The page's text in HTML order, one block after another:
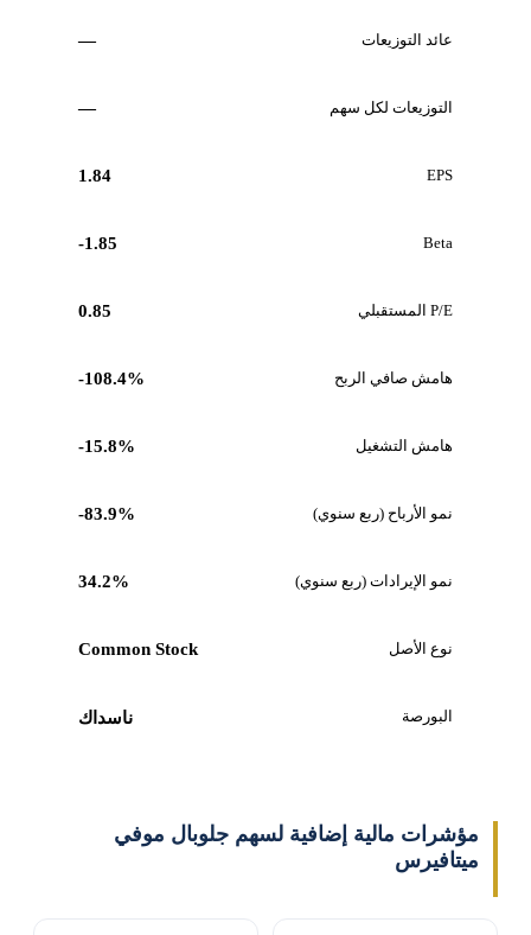
عائد التوزيعات —
التوزيعات لكل سهم —
EPS
1.84
Beta
-1.85
P/E المستقبلي 0.85
هامش صافي الربح -108.4%
هامش التشغيل -15.8%
نمو الأرباح (ربع سنوي) -83.9%
نمو الإيرادات (ربع سنوي) 34.2%
نوع الأصل Common Stock
البورصة ناسداك
مؤشرات مالية إضافية لسهم جلوبال موفي
ميتافيرس